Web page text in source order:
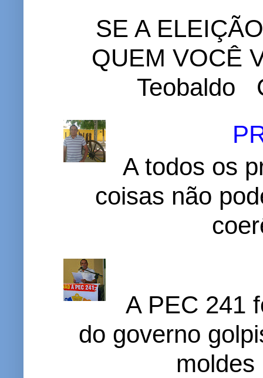
SE A
QUEM VOCÊ
Teobaldo
A todos os
coisas não
A PEC 241
do governo